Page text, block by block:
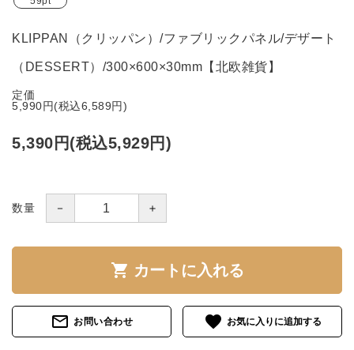
KLIPPAN（クリッパン）/ファブリックパネル/デザート
（DESSERT）/300×600×30mm【北欧雑貨】
定価
5,990円(税込6,589円)
5,390円(税込5,929円)
数量 － ＋
shopping_cart カートに入れる
mail_outline お問い合わせ favorite